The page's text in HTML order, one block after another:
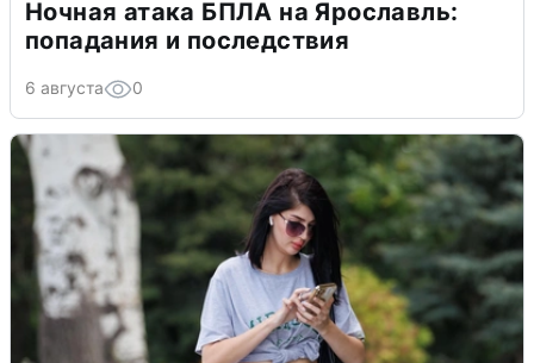
Ночная атака БПЛА на Ярославль:
попадания и последствия
6 августа 0